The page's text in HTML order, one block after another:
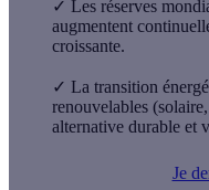
✓ Les réserves
augmentent
croissante.
✓ La transition
renouvelables
alternative durable et
Je